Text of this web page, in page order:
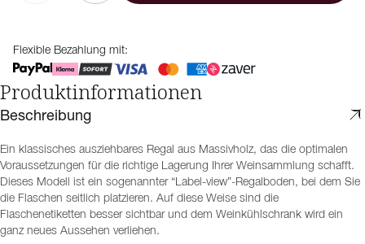
Flexible Bezahlung mit:
Produktinformationen
Beschreibung
Ein klassisches ausziehbares Regal aus Massivholz, das die optimalen
Voraussetzungen für die richtige Lagerung Ihrer Weinsammlung schafft.
Dieses Modell ist ein sogenannter “Label-view”-Regalboden, bei dem Sie
die Flaschen seitlich platzieren. Auf diese Weise sind die
Flaschenetiketten besser sichtbar und dem Weinkühlschrank wird ein
ganz neues Aussehen verliehen.